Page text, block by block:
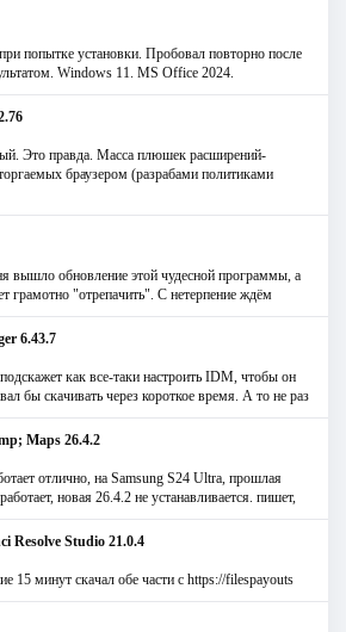
попытке установки. Пробовал повторно после
Windows 11. MS Offiсe 2024.
Это правда. Масса плюшек расширений-
браузером (разрабами политиками
вышло обновление этой чудесной программы, а
грамотно "отрепачить". С нетерпение ждём
6.43.7
как все-таки настроить IDM, чтобы он
бы скачивать через короткое время. А то не раз
Maps 26.4.2
отлично, на Samsung S24 Ultra, прошлая
новая 26.4.2 не устанавливается. пишет,
Resolve Studio 21.0.4
15 минут скачал обе части с https://filespayouts